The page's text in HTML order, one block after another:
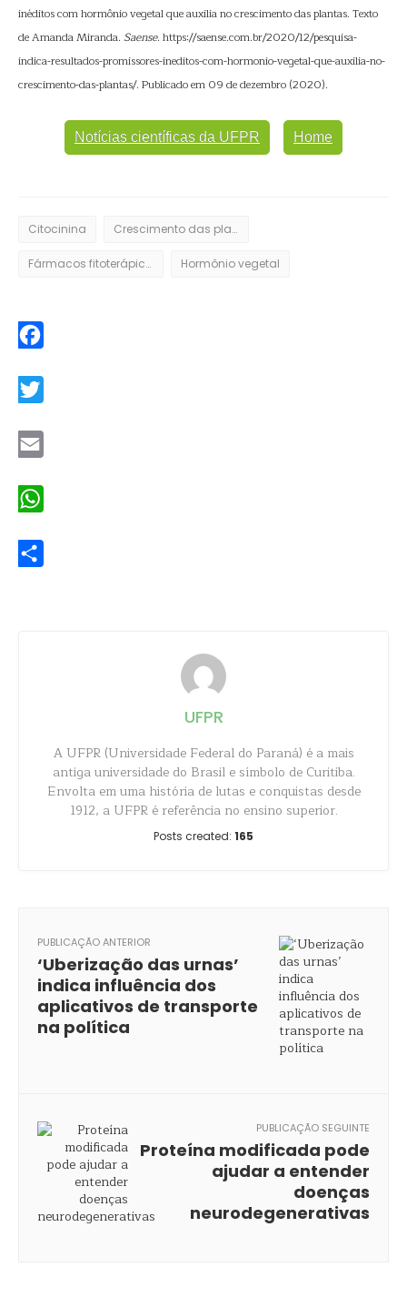
inéditos com hormônio vegetal que auxilia no crescimento das plantas. Texto
de Amanda Miranda. Saense. https://saense.com.br/2020/12/pesquisa-
indica-resultados-promissores-ineditos-com-hormonio-vegetal-que-auxilia-no-
crescimento-das-plantas/. Publicado em 09 de dezembro (2020).
Notícias científicas da UFPR Home
Citocinina Crescimento das plantas
Fármacos fitoterápicos Hormônio vegetal
UFPR
A UFPR (Universidade Federal do Paraná) é a mais
antiga universidade do Brasil e símbolo de Curitiba.
Envolta em uma história de lutas e conquistas desde
1912, a UFPR é referência no ensino superior.
Posts created: 165
PUBLICAÇÃO ANTERIOR
‘Uberização das urnas’
indica influência dos
aplicativos de transporte
na política
PUBLICAÇÃO SEGUINTE
Proteína modificada pode
ajudar a entender
doenças
neurodegenerativas